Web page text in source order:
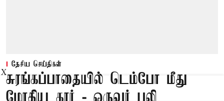
தேசிய செய்திகள்
சுரங்கப்பாதையில் டெம்போ மீது
X